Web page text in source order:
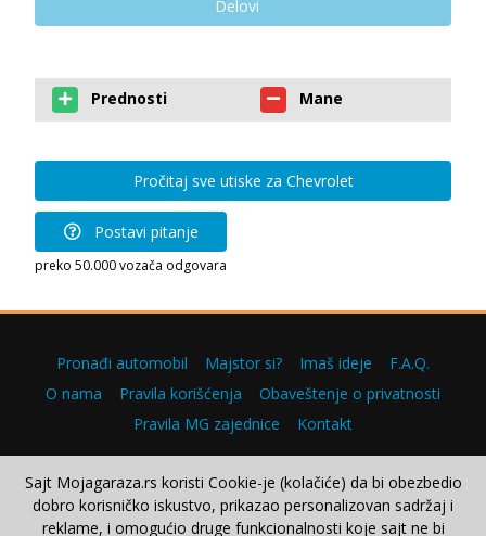
Delovi
Prednosti Mane
Pročitaj sve utiske za Chevrolet
Postavi pitanje
preko 50.000 vozača odgovara
Pronađi automobil Majstor si? Imaš ideje
F.A.Q.
O nama
Pravila korišćenja
Obaveštenje o privatnosti
Pravila MG zajednice
Kontakt
Copyright © 2000–2026.
Sajt Mojagaraza.rs koristi Cookie-je (kolačiće) da bi obezbedio
dobro korisničko iskustvo, prikazao personalizovan sadržaj i
reklame, i omogućio druge funkcionalnosti koje sajt ne bi